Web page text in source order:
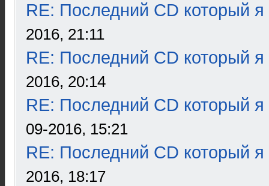
RE: Последний CD который я
2016, 21:11
RE: Последний CD который я
2016, 20:14
RE: Последний CD который я
09-2016, 15:21
RE: Последний CD который я
2016, 18:17